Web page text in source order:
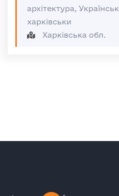
архітектура,
харківськи
Харківська обл.